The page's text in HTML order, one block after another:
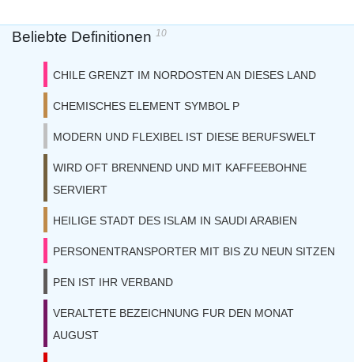
Beliebte Definitionen 10
CHILE GRENZT IM NORDOSTEN AN DIESES LAND
CHEMISCHES ELEMENT SYMBOL P
MODERN UND FLEXIBEL IST DIESE BERUFSWELT
WIRD OFT BRENNEND UND MIT KAFFEEBOHNE
SERVIERT
HEILIGE STADT DES ISLAM IN SAUDI ARABIEN
PERSONENTRANSPORTER MIT BIS ZU NEUN SITZEN
PEN IST IHR VERBAND
VERALTETE BEZEICHNUNG FUR DEN MONAT
AUGUST